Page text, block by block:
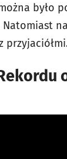
było